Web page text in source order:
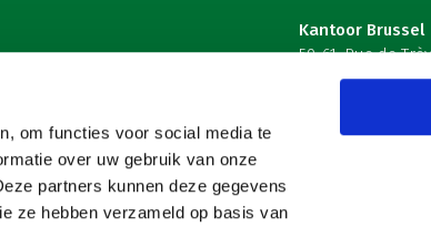
om functies voor social media te
over uw gebruik van onze
partners kunnen deze gegevens
ze hebben verzameld op basis van
Kantoor Brussel
59-61, Rue de
B-1040 Brussel
Volg ons